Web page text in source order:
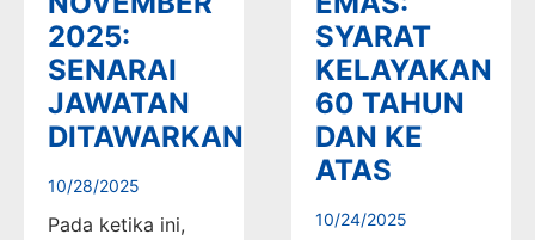
2025:
SENARAI
JAWATAN
DITAWARKAN
10/28/2025
Pada ketika ini,
SYARAT
KELAYAKAN
60 TAHUN
DAN KE
ATAS
10/24/2025